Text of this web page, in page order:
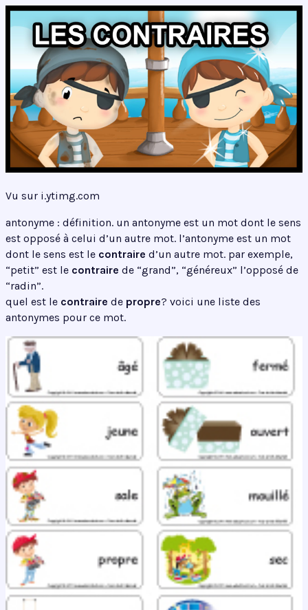
Vu sur i.ytimg.com
antonyme : définition. un antonyme est un mot dont le sens
est opposé à celui d’un autre mot. l’antonyme est un mot
dont le sens est le contraire d’un autre mot. par exemple,
“petit” est le contraire de “grand”, “généreux” l’opposé de
“radin”.
quel est le contraire de propre? voici une liste des
antonymes pour ce mot.